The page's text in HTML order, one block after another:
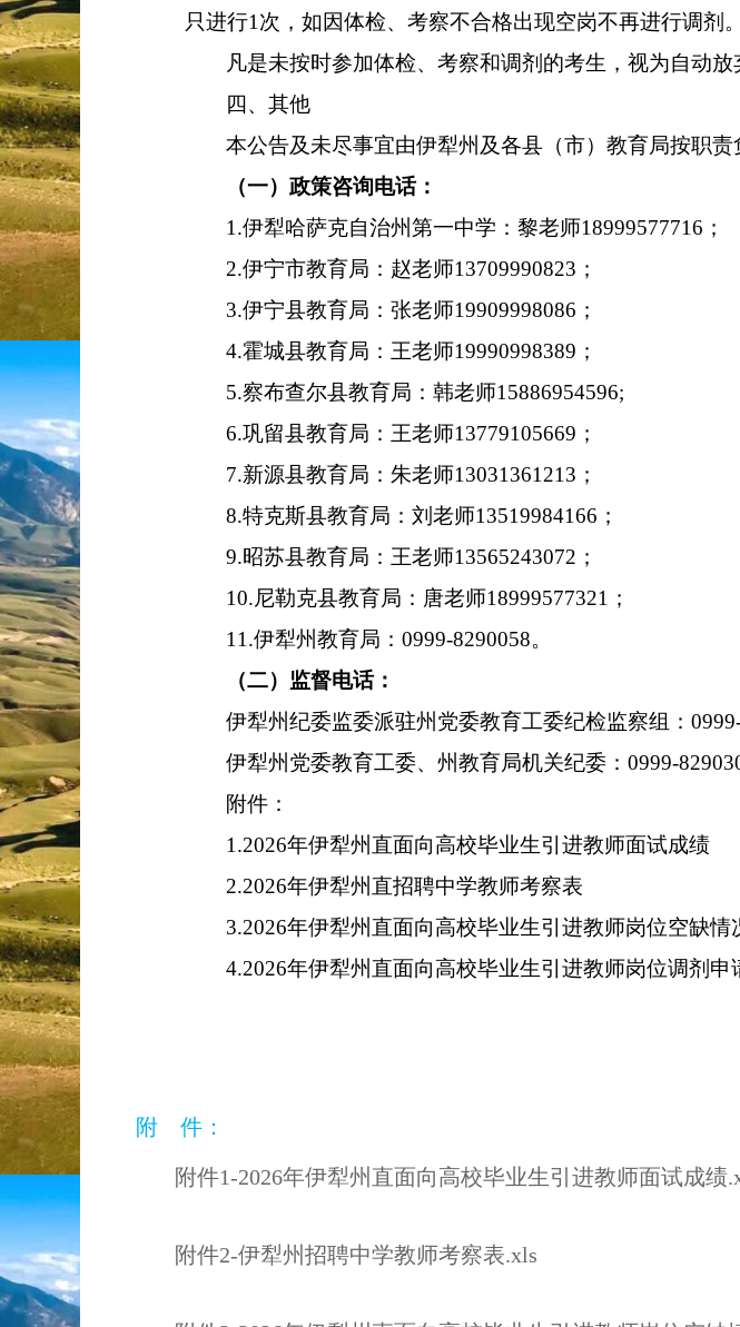
只进行1 次，如因体检、考察不合格出现空岗不再进行调剂。
凡是未按时参加体检、考察和调剂的考生，视为自动
四、其他
本公告及未尽事宜由伊犁州及各县（市）教育局按职责
（一）政策咨询电话：
1.伊犁哈萨克自治州第一中学：黎老师18999577716 ；
2.伊宁市教育局：赵老师13709990823 ；
3.伊宁县教育局：张老师19909998086 ；
4.霍城县教育局：王老师19990998389 ；
5.察布查尔县教育局：韩老师15886954596;
6.巩留县教育局：王老师13779105669 ；
7.新源县教育局：朱老师13031361213 ；
8.特克斯县教育局：刘老师13519984166 ；
9.昭苏县教育局：王老师13565243072 ；
10.尼勒克县教育局：唐老师18999577321 ；
1 1 .伊犁州教育局：0999-8290058。
（二）监督电话：
伊犁州纪委监委派驻州党委教育工委纪检监察组：
伊犁州党委教育工委、州教育局机关纪委：0999-
附件：
1.2026年伊犁州直面向高校毕业生引进教师面试成绩
2.2026年伊犁州直招聘中学教师考察表
3.2026年伊犁州直面向高校毕业生引进教师岗位空缺情
4.2026年伊犁州直面向高校毕业生引进教师岗位调剂 申
附 件：
附件1-2026年伊犁州直面向高校毕业生引进教师面试成绩
附件2-伊犁州招聘中学教师考察表.xls